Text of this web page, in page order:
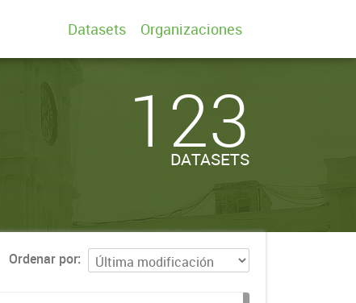
Datasets Organizaciones
123
DATASETS
Ordenar por